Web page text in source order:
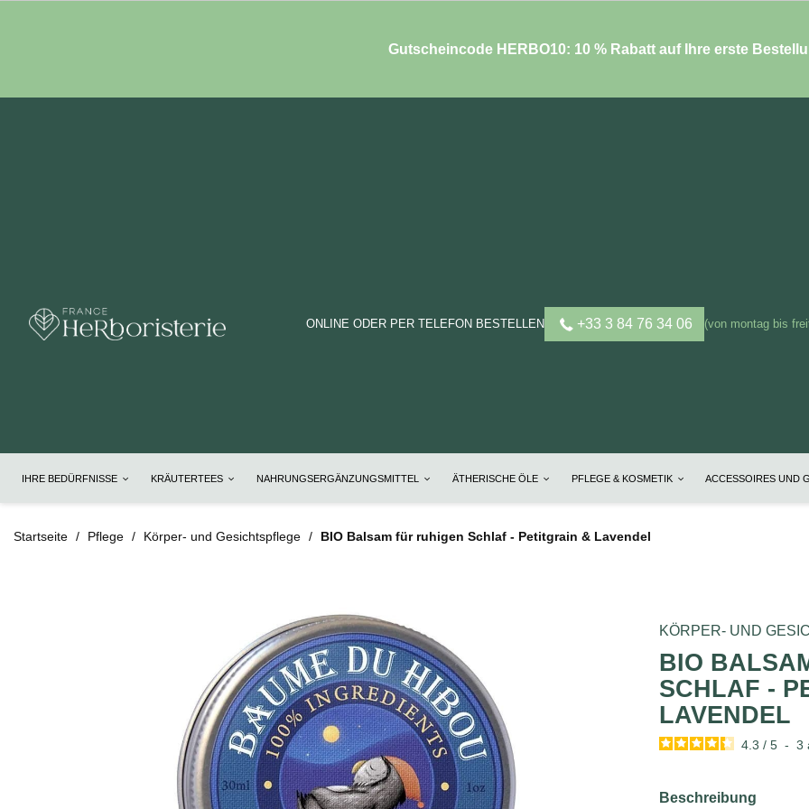
Gutscheincode HERBO10: 10 % Rabatt auf Ihre erste
ONLINE ODER PER TELEFON BESTELLEN +33 3 84 76 34 06 (von montag bis
IHRE BEDÜRFNISSE KRÄUTERTEES NAHRUNGSERGÄNZUNGSMITTEL ÄTHERISCHE ÖLE PFLEGE & KOSMETIK ACCESSOIRES UND
Startseite Pflege Körper- und Gesichtspflege BIO Balsam für ruhigen Schlaf - Petitgrain & Lavendel
KÖRPER- UND
BIO
SCHLAF -
LAVENDEL
4.3 / 5 - 3
Beschreibung